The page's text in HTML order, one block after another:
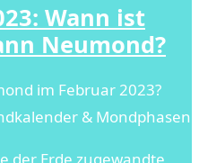
Wann ist
Neumond?
im Februar 2023?
& Mondphasen
der Erde zugewandte